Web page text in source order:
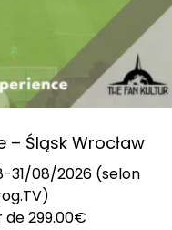
– Śląsk Wrocław
31/08/2026 (selon
de299.00€